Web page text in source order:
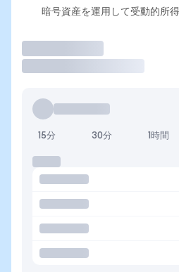
暗号資産を運用して受動的所
15分 30分 1時間